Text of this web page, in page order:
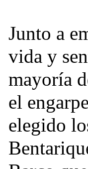
Junto a
vida y
mayoría
el
elegido